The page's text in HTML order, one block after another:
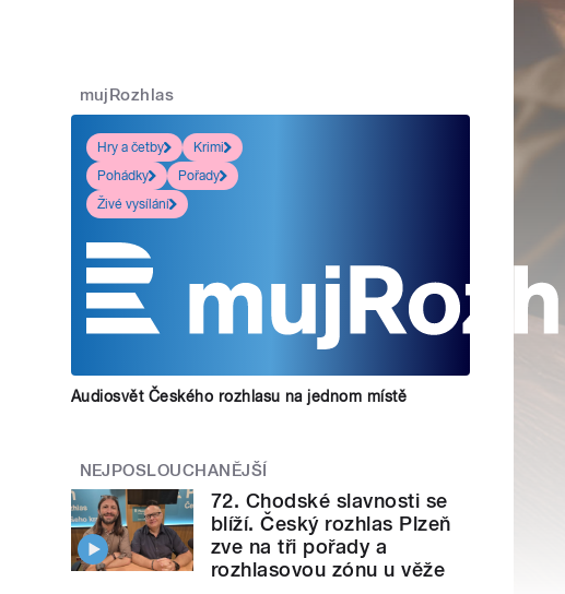
mujRozhlas
Hry a četby
Krimi
Pohádky
Pořady
Živé vysílání
Audiosvět Českého rozhlasu na jednom místě
NEJPOSLOUCHANĚJŠÍ
72. Chodské slavnosti se
blíží. Český rozhlas Plzeň
zve na tři pořady a
rozhlasovou zónu u věže